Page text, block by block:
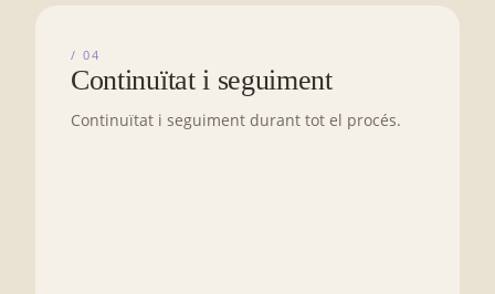
/ 04
Continuïtat i seguiment
Continuïtat i seguiment durant tot el procés.